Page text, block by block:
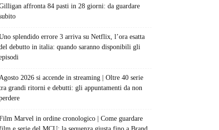
affronta 84 pasti in 28 giorni: da guardare
splendido errore 3 arriva su Netflix, l’ora esatta
debutto in italia: quando saranno disponibili gli
2026 si accende in streaming | Oltre 40 serie
grandi ritorni e debutti: gli appuntamenti da non
Marvel in ordine cronologico | Come guardare